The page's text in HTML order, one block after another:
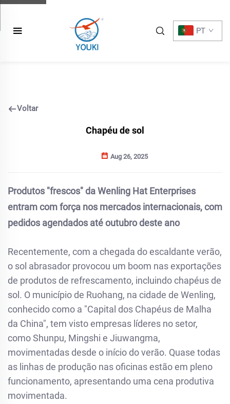
PT
Voltar
Chapéu de sol
Aug 26, 2025
Produtos "frescos" da Wenling Hat Enterprises
entram com força nos mercados internacionais, com
pedidos agendados até outubro deste ano
Recentemente, com a chegada do escaldante verão,
o sol abrasador provocou um boom nas exportações
de produtos de refrescamento, incluindo chapéus de
sol. O município de Ruohang, na cidade de Wenling,
conhecido como a "Capital dos Chapéus de Malha
da China", tem visto empresas líderes no setor,
como Shunpu, Mingshi e Jiuwangma,
movimentadas desde o início do verão. Quase todas
as linhas de produção nas oficinas estão em pleno
funcionamento, apresentando uma cena produtiva
movimentada.